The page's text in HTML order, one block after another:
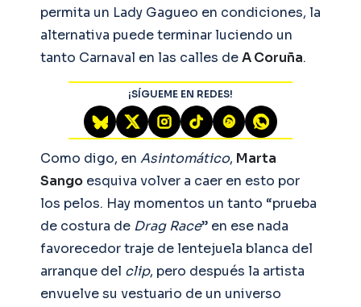
permita un Lady Gagueo en condiciones, la
alternativa puede terminar luciendo un
tanto Carnaval en las calles deA Coruña.
¡SÍGUEME EN REDES!
Como digo, en Asintomático, Marta
Sango esquiva volver a caer en esto por
los pelos. Hay momentos un tanto “prueba
de costura de Drag Race” en ese nada
favorecedor traje de lentejuela blanca del
arranque del clip, pero después la artista
envuelve su vestuario de un universo